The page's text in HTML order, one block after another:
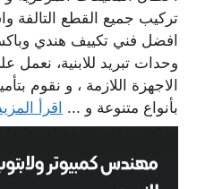
تركيب جميع القطع التالفة
افضل فني تكييف هندي
وحدات تبريد للابنية، نعمل
الاجهزة اللازمة ، و نقوم
بأنواع متنوعة و ... اقرأ